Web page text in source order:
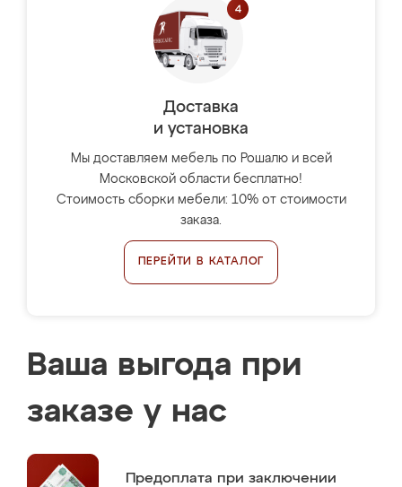
Доставка
и установка
Мы доставляем мебель по Рошалю и всей
Московской области бесплатно!
Стоимость сборки мебели: 10% от стоимости
заказа.
ПЕРЕЙТИ В КАТАЛОГ
Ваша выгода при
заказе у нас
Предоплата при заключении